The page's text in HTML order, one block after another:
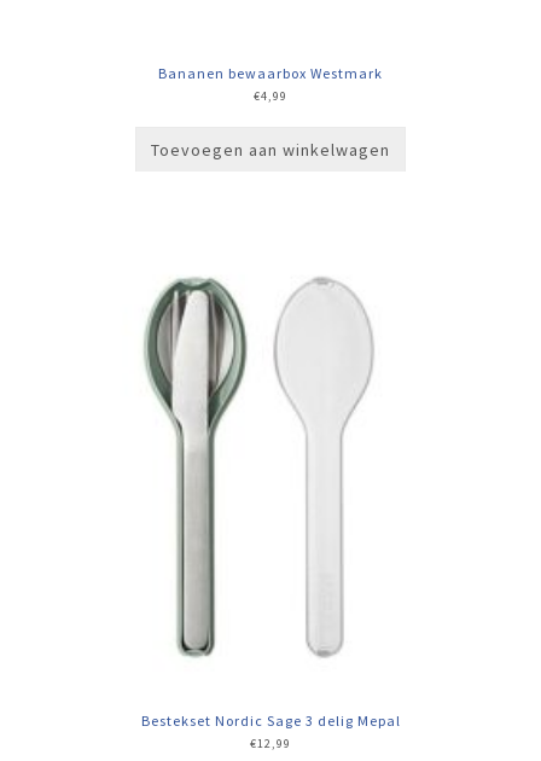
Bananen bewaarbox Westmark
€4,99
Toevoegen aan winkelwagen
Bestekset Nordic Sage 3 delig Mepal
€12,99